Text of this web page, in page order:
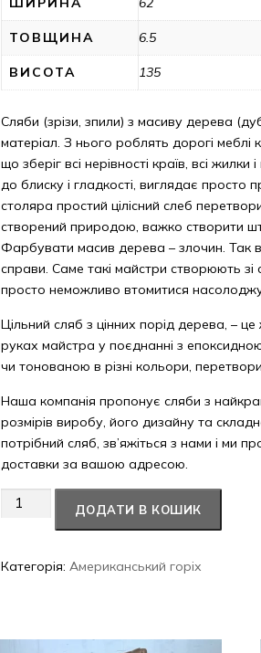
ТОВЩИНА 6.5
ВИСОТА 135
Сляби (зрізи, зпили) з масиву дерева
матеріал. З нього роблять дорогі меблі
що зберіг всі нерівності країв, всі
до блиску і гладкості, виглядає просто
столяра простий цілісний слеб
створений природою, важко створити
Фарбувати масив дерева – злочин. Так
справи. Саме такі майстри створюють
просто неможливо втомитися
Цільний сляб з цінних порід дерева, –
руках майстра у поєднанні з
чи тонованою в різні кольори,
Наша компанія пропонує сляби з
розмірів виробу, його дизайну та
потрібний сляб, зв’яжіться з нами і ми
доставки за вашою адресою.
Американський
кількість
ДОДАТИ В КОШИК
Категорія:Американський горіх